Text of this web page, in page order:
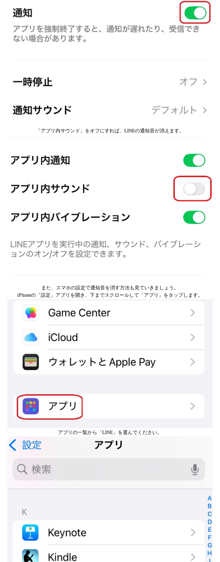
「アプリ内サウンド」をオフにすれば、LINEの通知音が消えます。
また、スマホの設定で通知音を消す方法も見ていきましょう。
iPhoneの「設定」アプリを開き、下までスクロールして「アプリ」をタップします。
アプリの一覧から「LINE」を選んでください。